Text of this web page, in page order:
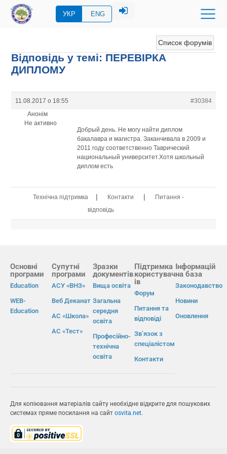
УКР ENG
Список форумів
Відповідь у темі: ПЕРЕВIРКА
ДИПЛОМУ
11.08.2017 о 18:55
#30384
Анонім
Не активно
Добрый день. Не могу найти диплом
бакалавра и магистра. Заканчивала в 2009 и
2011 году соответственно Таврический
национальный университет.Хотя школьный
диплом есть
Технічна підтримка | Контакти |
Питання -
відповідь
Основні
програми
Education
WEB-
Education
Супутні
програми
АСУ «ВНЗ»
Веб Деканат
АС «Школа»
АС «Тест»
Зразки
документів
Вища освіта
Загальна
середня
освіта
Професійно-
технічна
освіта
Підтримка
користувач
ів
Форум
Питання та
відповіді
Зв’язок з
спеціалістом
Контакти
Інформацій
на база
Законодавство
Новини
Оновлення
Для копіювання матеріалів сайту необхідне відкрите для пошукових
системах пряме посилання на сайт osvita.net.